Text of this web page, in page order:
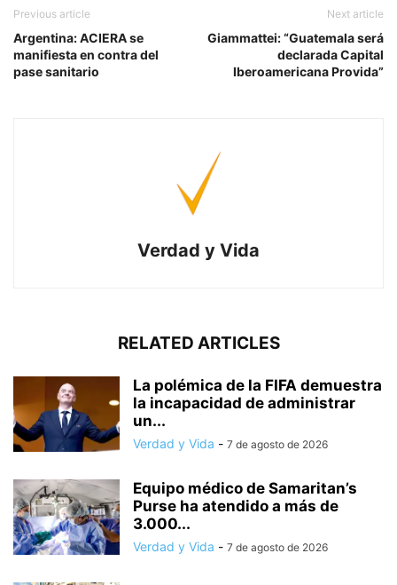
Previous article
Argentina: ACIERA se
manifiesta en contra del
pase sanitario
Next article
Giammattei: “Guatemala será
declarada Capital
Iberoamericana Provida”
Verdad y Vida
RELATED ARTICLES
La polémica de la FIFA demuestra
la incapacidad de administrar
un...
Verdad y Vida - 7 de agosto de 2026
Equipo médico de Samaritan’s
Purse ha atendido a más de
3.000...
Verdad y Vida - 7 de agosto de 2026